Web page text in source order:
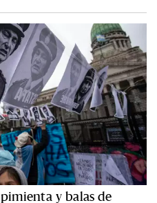
y balas de